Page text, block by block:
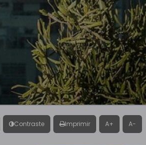
Contraste Imprimir A+ A-